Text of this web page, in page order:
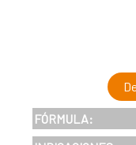
FÓRMULA: